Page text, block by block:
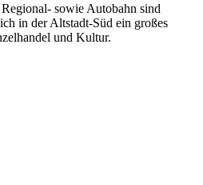
sowie Autobahn sind
in der Altstadt-Süd ein großes
und Kultur.